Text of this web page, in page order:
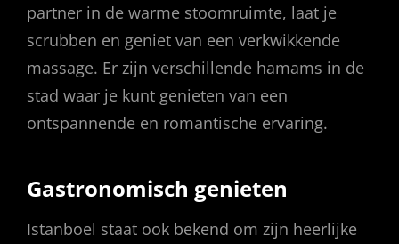
partner in de warme stoomruimte, laat je
scrubben en geniet van een verkwikkende
massage. Er zijn verschillende hamams in de
stad waar je kunt genieten van een
ontspannende en romantische ervaring.
Gastronomisch genieten
Istanboel staat ook bekend om zijn heerlijke